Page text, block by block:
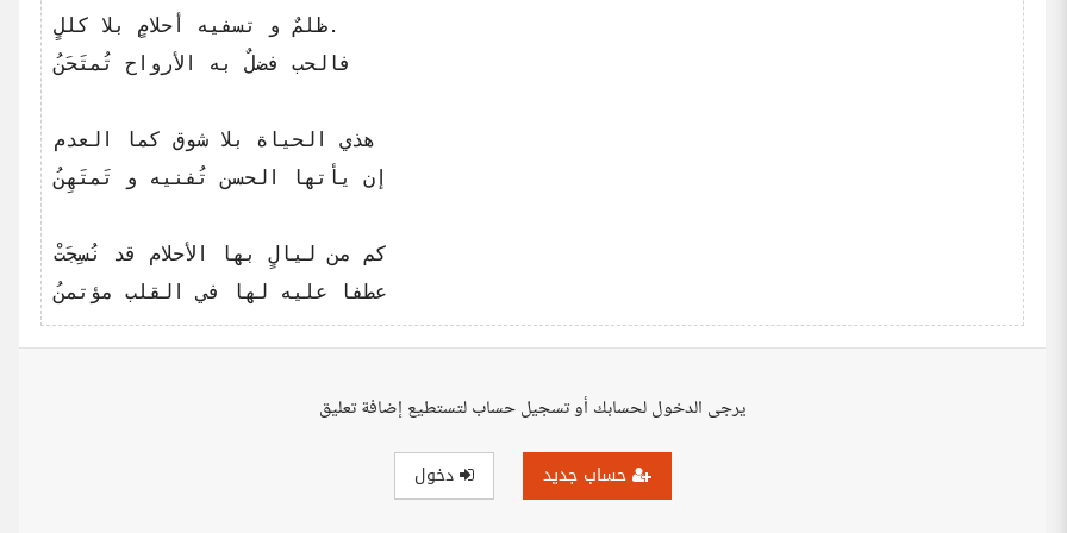
ظلمٌ و تسفيه أحلامٍ بلا كللٍ.
هذي الحياة بلا شوق كما العدم
يرجى الدخول لحسابك أو تسجيل حساب لتستطيع إضافة تعليق
حساب جديد دخول